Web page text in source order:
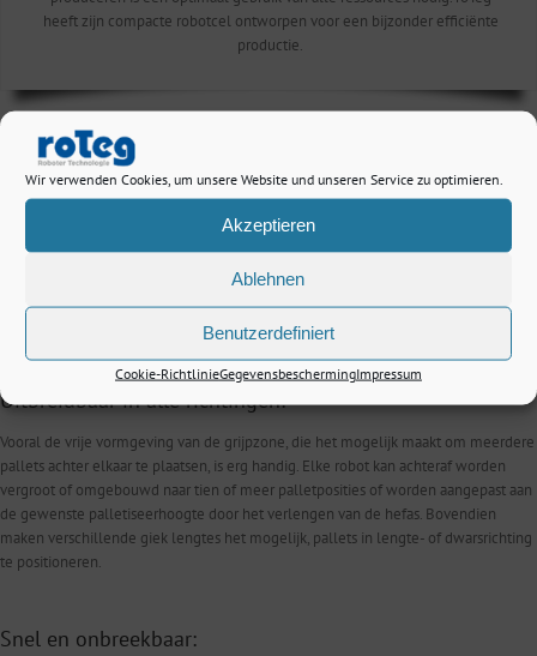
Wir verwenden Cookies, um unsere Website und unseren Service zu optimieren.
Akzeptieren
Ablehnen
Benutzerdefiniert
Cookie-RichtlinieGegevensbeschermingImpressum
heeft zijn compacte robotcel ontworpen voor een bijzonder efficiënte
productie.
Ruimtesparend en flexibel:
Robuust en eenvoudig geconstrueerd, kunnen de ont- en palletiseerrobots zelfs
worden gebruikt in producties met zeer lage plafondhoogtes en beperkte ruimte.
Uitbreidbaar in alle richtingen:
Vooral de vrije vormgeving van de grijpzone, die het mogelijk maakt om meerdere
pallets achter elkaar te plaatsen, is erg handig. Elke robot kan achteraf worden
vergroot of omgebouwd naar tien of meer palletposities of worden aangepast aan
de gewenste palletiseerhoogte door het verlengen van de hefas. Bovendien
maken verschillende giek lengtes het mogelijk, pallets in lengte- of dwarsrichting
te positioneren.
Snel en onbreekbaar: